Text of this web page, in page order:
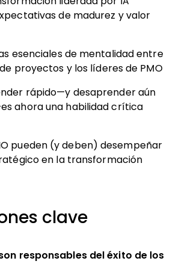
de madurez y valor
esenciales de mentalidad entre
proyectos y los líderes de PMO
rápido—y desaprender aún
ahora una habilidad crítica
pueden (y deben) desempeñar
en la transformación
clave
responsables del éxito de los